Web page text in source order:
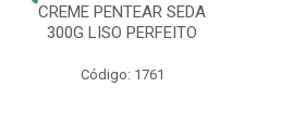
CREME PENTEAR SEDA
300G LISO PERFEITO
Código: 1761